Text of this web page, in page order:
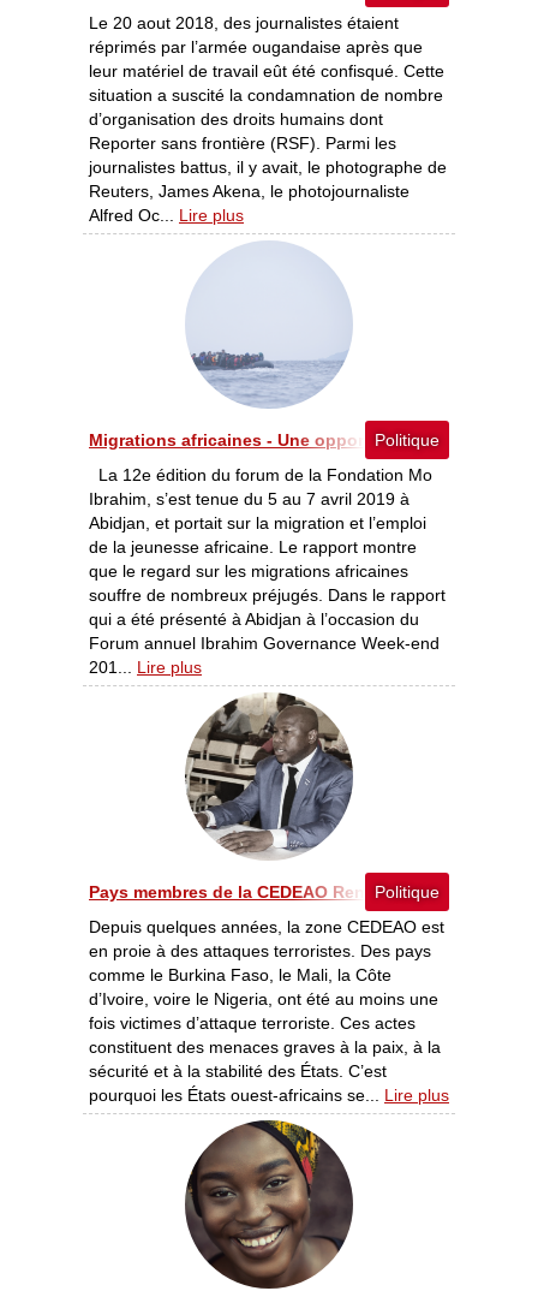
Le 20 aout 2018, des journalistes étaient
réprimés par l’armée ougandaise après que
leur matériel de travail eût été confisqué. Cette
situation a suscité la condamnation de nombre
d’organisation des droits humains dont
Reporter sans frontière (RSF). Parmi les
journalistes battus, il y avait, le photographe de
Reuters, James Akena, le photojournaliste
Alfred Oc... Lire plus
Politique
Migrations africaines - Une opportunité, pas une crise
La 12e édition du forum de la Fondation Mo
Ibrahim, s’est tenue du 5 au 7 avril 2019 à
Abidjan, et portait sur la migration et l’emploi
de la jeunesse africaine. Le rapport montre
que le regard sur les migrations africaines
souffre de nombreux préjugés. Dans le rapport
qui a été présenté à Abidjan à l’occasion du
Forum annuel Ibrahim Governance Week-end
201... Lire plus
Politique
Pays membres de la CEDEAO Renforcer la
Depuis quelques années, la zone CEDEAO est
en proie à des attaques terroristes. Des pays
comme le Burkina Faso, le Mali, la Côte
d’Ivoire, voire le Nigeria, ont été au moins une
fois victimes d’attaque terroriste. Ces actes
constituent des menaces graves à la paix, à la
sécurité et à la stabilité des États. C’est
pourquoi les États ouest-africains se... Lire plus